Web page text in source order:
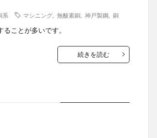
系 マシニング ,無酸素銅 ,神戸製鋼 ,銅
ことが多いです。
続きを読む